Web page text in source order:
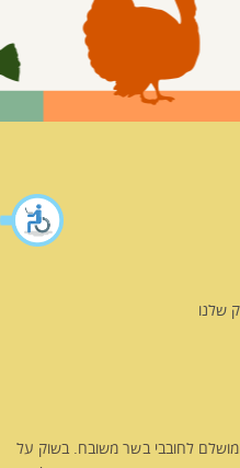
שלנו
לחובבי בשר משובח. בשוק על